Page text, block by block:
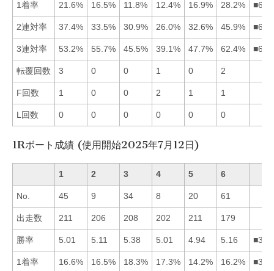
1着率 21.6% 16.5% 11.8% 12.4% 16.9% 28.2%
2連対率 37.4% 33.5% 30.9% 26.0% 32.6% 45.9%
3連対率 53.2% 55.7% 45.5% 39.1% 47.7% 62.4%
転覆回数 3 0 0 1 0 2
F回数 1 0 0 2 1 1
L回数 0 0 0 0 0 0
1Rボート成績 (使用開始2025年7月12日)
1 2 3 4 5 6
No. 45 9 34 8 20 61
出走数 211 206 208 202 211 179
勝率 5.01 5.11 5.38 5.01 4.94 5.16
1着率 16.6% 16.5% 18.3% 17.3% 14.2% 16.2%